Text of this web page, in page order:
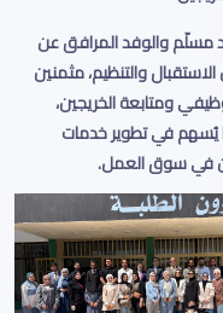
مسلّم والوفد المرافق عن
والتنظيم، مثمنين
ومتابعة الخريجين،
يُسهم في تطوير خدمات
في سوق العمل.